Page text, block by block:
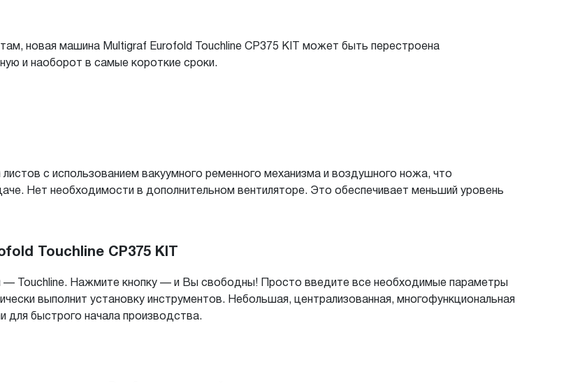
новая машина Multigraf Eurofold Touchline CP375 KIT может быть перестроена
и наоборот в самые короткие сроки.
с использованием вакуумного ременного механизма и воздушного ножа, что
Нет необходимости в дополнительном вентиляторе. Это обеспечивает меньший уровень
Touchline CP375 KIT
— Touchline. Нажмите кнопку — и Вы свободны! Просто введите все необходимые параметры
выполнит установку инструментов. Небольшая, централизованная, многофункциональная
для быстрого начала производства.